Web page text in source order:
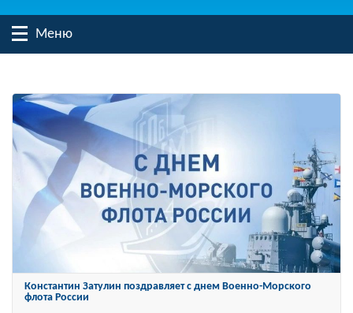
Меню
Константин Затулин награжден Орденом «За заслуги перед
Отечеством» IV степени